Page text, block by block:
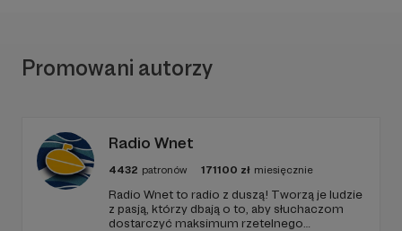
Promowani autorzy
Radio Wnet
4432 patronów 171100 zł miesięcznie
Radio Wnet to radio z duszą! Tworzą je ludzie
z pasją, którzy dbają o to, aby słuchaczom
dostarczyć maksimum rzetelnego